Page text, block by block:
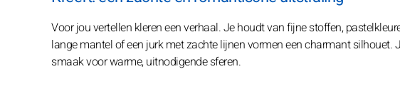
Voor jou vertellen kleren een verhaal. Je houdt van fijne stoffen,
lange mantel of een jurk met zachte lijnen vormen een charmant silhouet.
smaak voor warme, uitnodigende sferen.